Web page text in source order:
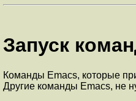
Запуск
Команды Emacs, которые
Другие команды Emacs, не